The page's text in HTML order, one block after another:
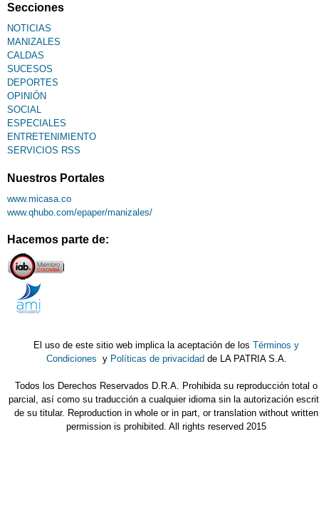
Secciones
NOTICIAS
MANIZALES
CALDAS
SUCESOS
DEPORTES
OPINIÓN
SOCIAL
ESPECIALES
ENTRETENIMIENTO
SERVICIOS RSS
Nuestros Portales
www.micasa.co
www.qhubo.com/epaper/manizales/
Hacemos parte de:
El uso de este sitio web implica la aceptación de losTérminos y
Condiciones y Políticas de privacidad de LA PATRIA S.A.
Todos los Derechos Reservados D.R.A. Prohibida su reproducción total o
parcial, así como su traducción a cualquier idioma sin la autorización
de su titular. Reproduction in whole or in part, or translation without written
permission is prohibited. All rights reserved 2015